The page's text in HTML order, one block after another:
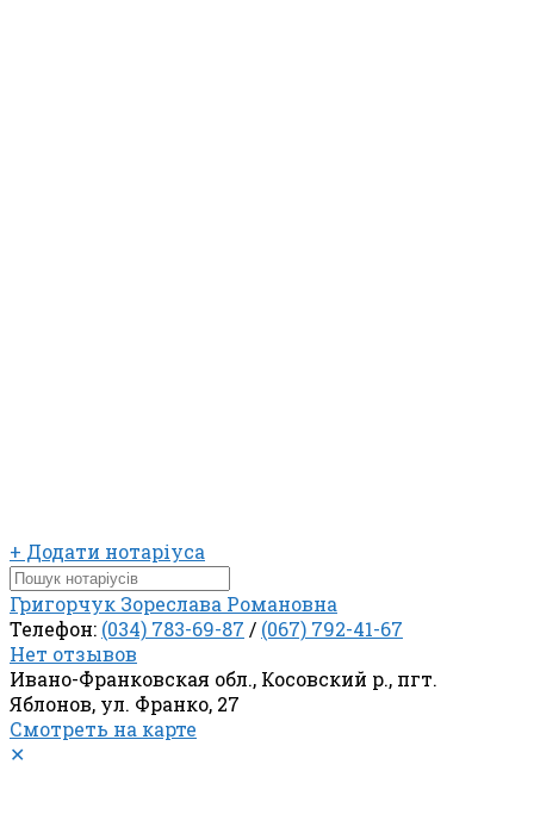
+ Додати нотаріуса
Григорчук Зореслава Романовна
Телефон: (034) 783-69-87 / (067) 792-41-67
Нет отзывов
Ивано-Франковская обл., Косовский р., пгт.
Яблонов, ул. Франко, 27
Смотреть на карте
✕